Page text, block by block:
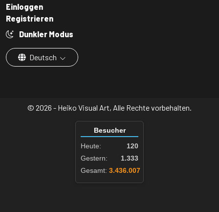
Einloggen
Registrieren
Dunkler Modus
Deutsch
© 2026 - Heiko Visual Art, Alle Rechte vorbehalten.
Besucher
Heute:
120
Gestern:
1.333
Gesamt: 3.436.007